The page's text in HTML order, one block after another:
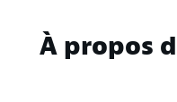
À propos